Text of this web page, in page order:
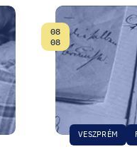
VESZPRÉM
Date:
08
08